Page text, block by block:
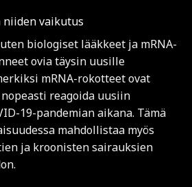
vaikutus
biologiset lääkkeet ja mRNA-
ovia täysin uusille
mRNA-rokotteet ovat
reagoida uusiin
19-pandemian aikana. Tämä
mahdollistaa myös
ja kroonisten sairauksien